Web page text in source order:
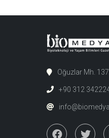
Oğuzlar Mh.
+90 312